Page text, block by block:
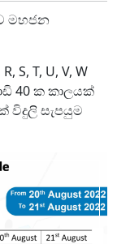
මහජන
S, T, U, V, W
40 ක කාලයක්
විදුලි සැපයුම